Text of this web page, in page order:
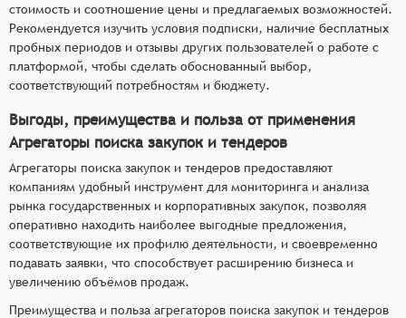
стоимость и соотношение цены и предлагаемых возможностей.
Рекомендуется изучить условия подписки, наличие бесплатных
пробных периодов и отзывы других пользователей о работе с
платформой, чтобы сделать обоснованный выбор,
соответствующий потребностям и бюджету.
Выгоды, преимущества и польза от применения
Агрегаторы поиска закупок и тендеров
Агрегаторы поиска закупок и тендеров предоставляют
компаниям удобный инструмент для мониторинга и анализа
рынка государственных и корпоративных закупок, позволяя
оперативно находить наиболее выгодные предложения,
соответствующие их профилю деятельности, и своевременно
подавать заявки, что способствует расширению бизнеса и
увеличению объёмов продаж.
Преимущества и польза агрегаторов поиска закупок и тендеров